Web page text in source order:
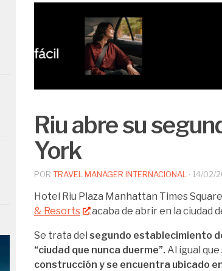
Riu abre su
York
POR TRAVEL MANAGER INTERNACIONAL · 14/02/
Hotel Riu Plaza Manhattan Times
& Resorts
acaba de abrir en la ciudad
Se trata del segundo establecimiento
“ciudad que nunca duerme”. Al igual
construcción y se encuentra ubicado